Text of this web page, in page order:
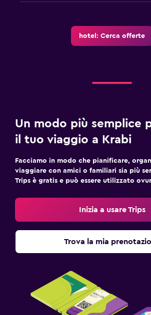
hotel: Cerca offerte
Un modo più semplice
il tuo viaggio a Krabi
Facciamo in modo che pianificare,
viaggiare con amici o familiari sia più
Trips è gratis e può essere utilizzato
Inizia a usare Trips
Trova la mia